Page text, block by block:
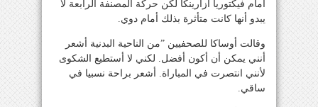
أمام فيكتوريا أزارينكا لكن حركة المصنفة الرابعة لا
يبدو أنها كانت متأثرة بذلك أمام دوي.
وقالت أوساكا للصحفيين ”من الناحية البدنية أشعر
أنني يمكن أن أكون أفضل. لكني لا أستطيع الشكوى
لأنني انتصرت في المباراة. أشعر براحة نسبيا في
ساقي.